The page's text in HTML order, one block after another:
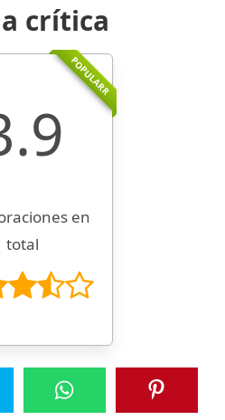
crítica
POPULARR
en
total